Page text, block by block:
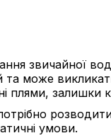
звичайної
та може
плями, залишки
умови.